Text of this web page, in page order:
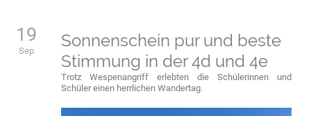
19
Sep
Sonnenschein pur und beste
Stimmung in der 4d und 4e
Trotz Wespenangriff erlebten die Schülerinnen und
Schüler einen herrlichen Wandertag.